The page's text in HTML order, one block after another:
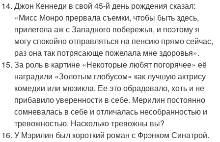
Джон Кеннеди в свой 45-й день рождения сказал:
«Мисс Монро прервала съемки, чтобы быть здесь,
прилетела аж с Западного побережья, и поэтому я
могу спокойно отправляться на пенсию прямо сейчас,
раз она так потрясающе пожелала мне здоровья».
За роль в картине «Некоторые любят погорячее» её
наградили «Золотым глобусом» как лучшую актрису
комедии или мюзикла. Ее это обрадовало, хоть и не
прибавило уверенности в себе. Мерилин постоянно
сомневалась в себе и отличалась несобранностью и
тревожностью. Насколько тревожны вы?
У Мэрилин был короткий роман с Фрэнком Синатрой.